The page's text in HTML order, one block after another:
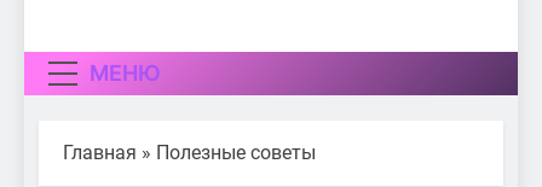
МЕНЮ
Главная » Полезные советы